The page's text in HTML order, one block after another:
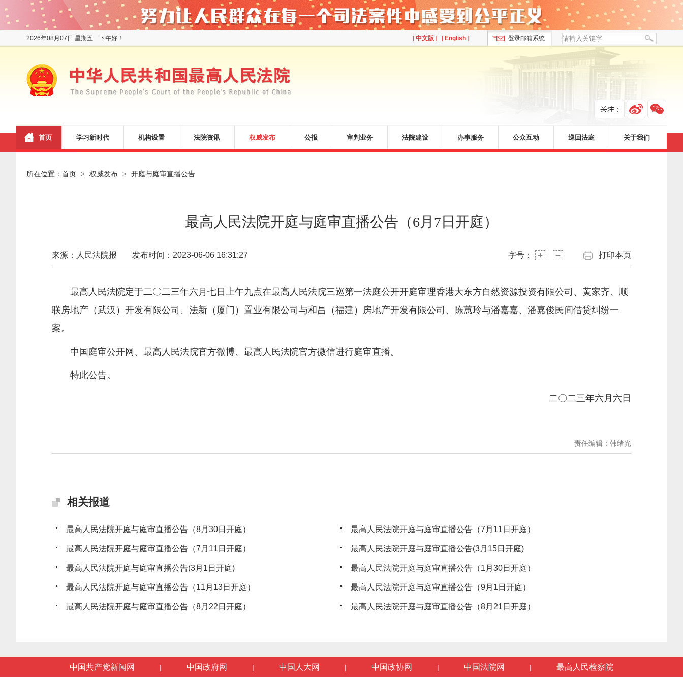
[中文版 ] [ English ]
2026年08月07日 星期五 下午好！ 登录邮箱系统
首页 学习新时代 机构设置 法院资讯 权威发布 公报 审判业务 法院建设 办事服务 公众互动 巡回法庭 关于我们
所在位置： 首页 > 权威发布 > 开庭与庭审直播公告
最高人民法院开庭与庭审直播公告（6月7日开庭）
来源：人民法院报 发布时间：2023-06-06 16:31:27 字号： 打印本页
最高人民法院定于二〇二三年六月七日上午九点在最高人民法院三巡第一法庭公开开庭审理香港大东方自然资源投资有限公司、黄家齐、顺
联房地产（武汉）开发有限公司、法新（厦门）置业有限公司与和昌（福建）房地产开发有限公司、陈蕙玲与潘嘉嘉、潘嘉俊民间借贷纠纷一
案。
中国庭审公开网、最高人民法院官方微博、最高人民法院官方微信进行庭审直播。
特此公告。
二〇二三年六月六日
责任编辑：韩绪光
相关报道
最高人民法院开庭与庭审直播公告（8月30日开庭） 最高人民法院开庭与庭审直播公告（7月11日开庭）
最高人民法院开庭与庭审直播公告（7月11日开庭） 最高人民法院开庭与庭审直播公告(3月15日开庭)
最高人民法院开庭与庭审直播公告(3月1日开庭) 最高人民法院开庭与庭审直播公告（1月30日开庭）
最高人民法院开庭与庭审直播公告（11月13日开庭） 最高人民法院开庭与庭审直播公告（9月1日开庭）
最高人民法院开庭与庭审直播公告（8月22日开庭） 最高人民法院开庭与庭审直播公告（8月21日开庭）
中国共产党新闻网 | 中国政府网 | 中国人大网 | 中国政协网 | 中国法院网 | 最高人民检察院